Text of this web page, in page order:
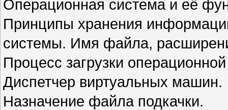
Операционная система и её
Принципы хранения
системы. Имя файла,
Процесс загрузки
Диспетчер виртуальных машин.
Назначение файла подкачки.